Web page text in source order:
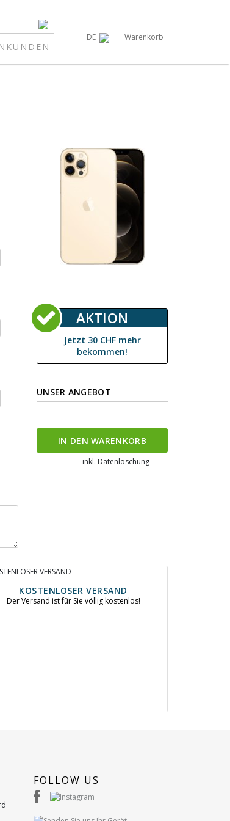
DE Warenkorb
AKTION
Jetzt 30 CHF mehr
bekommen!
UNSER ANGEBOT
IN DEN WARENKORB
inkl. Datenlöschung
KOSTENLOSER VERSAND
Der Versand ist für Sie völlig kostenlos!
FOLLOW US